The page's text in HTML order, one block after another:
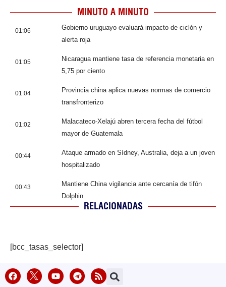
MINUTO A MINUTO
01:06
Gobierno uruguayo evaluará impacto de ciclón y
alerta roja
01:05
Nicaragua mantiene tasa de referencia monetaria en
5,75 por ciento
01:04
Provincia china aplica nuevas normas de comercio
transfronterizo
01:02
Malacateco-Xelajú abren tercera fecha del fútbol
mayor de Guatemala
00:44
Ataque armado en Sídney, Australia, deja a un joven
hospitalizado
00:43
Mantiene China vigilancia ante cercanía de tifón
Dolphin
RELACIONADAS
[bcc_tasas_selector]